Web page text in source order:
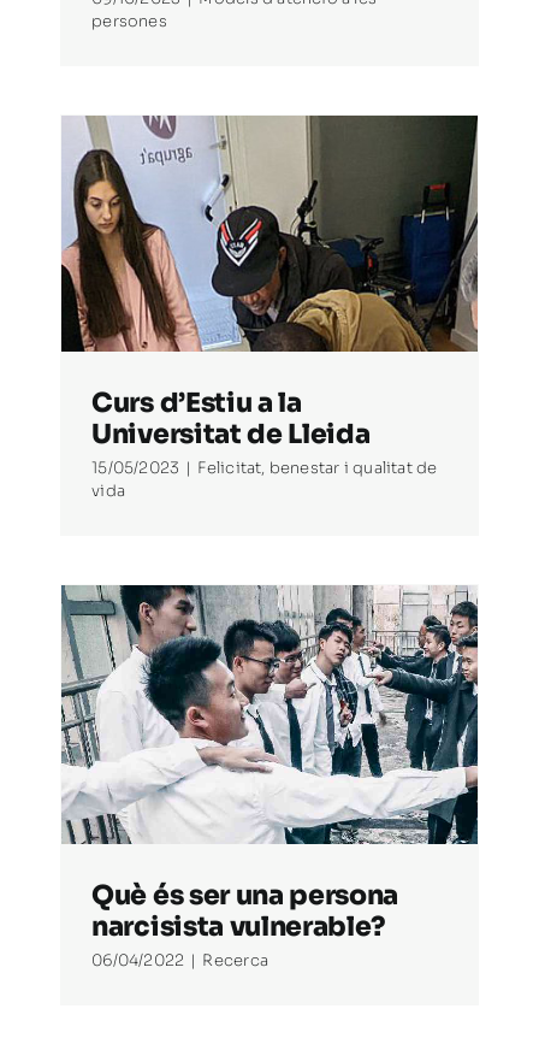
persones
Curs d’Estiu a la
Universitat de Lleida
15/05/2023 | Felicitat, benestar i qualitat de
vida
Què és ser una persona
narcisista vulnerable?
06/04/2022 | Recerca